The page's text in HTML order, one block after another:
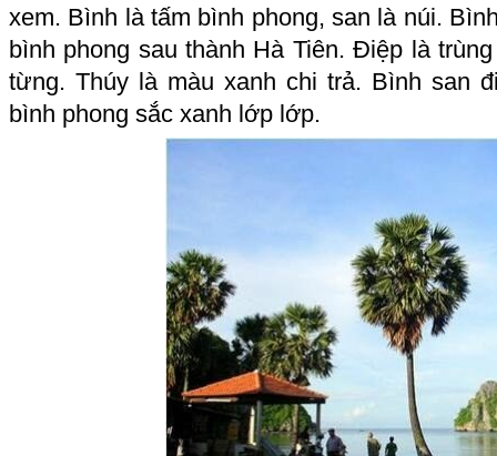
xem. Bình là tấm bình phong, san là núi.
bình phong sau thành Hà Tiên. Điệp là
từng. Thúy là màu xanh chi trả. Bình san
bình phong sắc xanh lớp lớp.